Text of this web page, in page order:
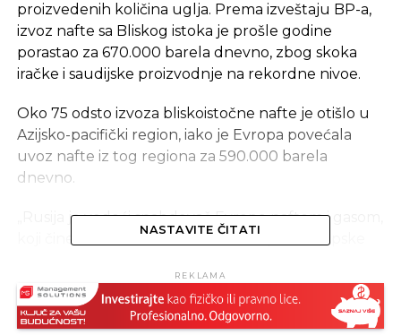
proizvedenih količina uglja. Prema izveštaju BP-a,
izvoz nafte sa Bliskog istoka je prošle godine
porastao za 670.000 barela dnevno, zbog skoka
iračke i saudijske proizvodnje na rekordne nivoe.
Oko 75 odsto izvoza bliskoistočne nafte je otišlo u
Azijsko-pacifički region, iako je Evropa povećala
uvoz nafte iz tog regiona za 590.000 barela
dnevno.
„Rusija je vodeći snabdevač Evrope naftom i gasom,
koji čine 37 odsto i 35 odsto od ukupne evropske
Ruska proizvodnja nafte je prošle godine porasla
za 1,2 odsto, sedmu godinu zaredom, dostižući novi
NASTAVITE ČITATI
REKLAMA